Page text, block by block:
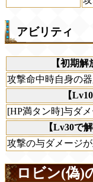
アビリティ
【初期
攻撃命中時自身の
【
[HP満タン時]与ダ
【Lv30で
攻撃の与ダメージ
ロビン(偽)